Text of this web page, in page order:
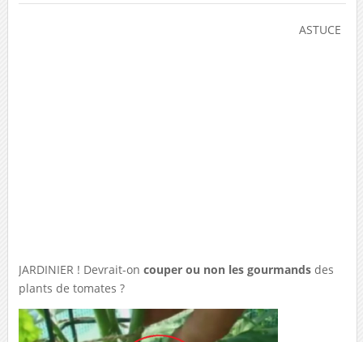
ASTUCE
JARDINIER ! Devrait-on couper ou non les gourmandsdes
plants de tomates ?